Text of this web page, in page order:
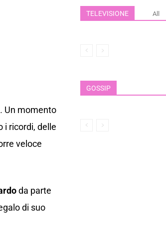
Un momento
i ricordi, delle
veloce
da parte
di suo
TELEVISIONE All
GOSSIP